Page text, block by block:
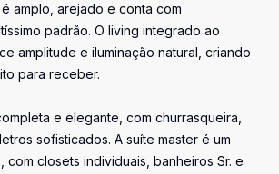
amplo, arejado e conta com
padrão. O living integrado ao
amplitude e iluminação natural, criando
para receber.
e elegante, com churrasqueira,
sofisticados. A suíte master é um
closets individuais, banheiros Sr. e